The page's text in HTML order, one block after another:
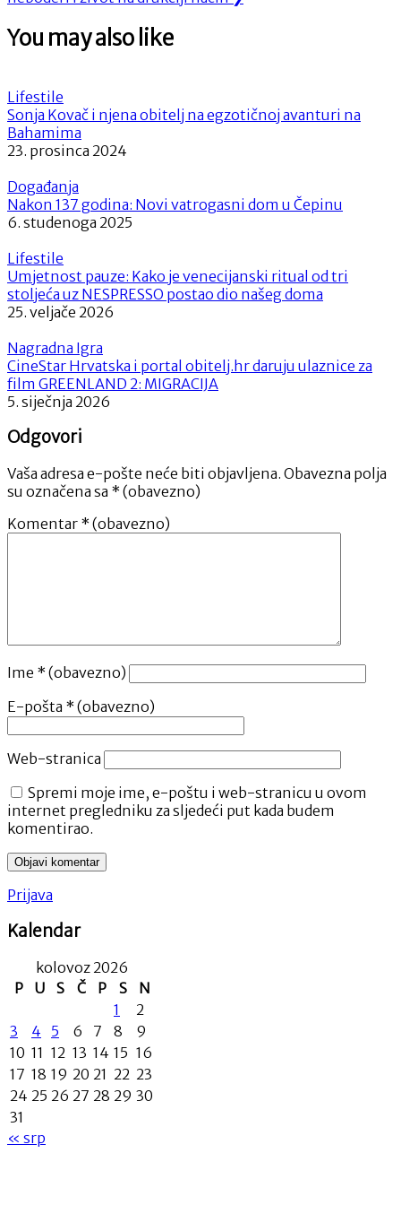
You may also like
Lifestile
Sonja Kovač i njena obitelj na egzotičnoj avanturi na
Bahamima
23. prosinca 2024
Događanja
Nakon 137 godina: Novi vatrogasni dom u Čepinu
6. studenoga 2025
Lifestile
Umjetnost pauze: Kako je venecijanski ritual od tri
stoljeća uz NESPRESSO postao dio našeg doma
25. veljače 2026
Nagradna Igra
CineStar Hrvatska i portal obitelj.hr daruju ulaznice za
film GREENLAND 2: MIGRACIJA
5. siječnja 2026
Odgovori
Vaša adresa e-pošte neće biti objavljena. Obavezna polja
su označena sa * (obavezno)
Komentar * (obavezno)
Ime * (obavezno)
E-pošta * (obavezno)
Web-stranica
Spremi moje ime, e-poštu i web-stranicu u ovom
internet pregledniku za sljedeći put kada budem
komentirao.
Prijava
Kalendar
kolovoz 2026
P
U S Č P S
N
1
2
3
4 5 6 7 8
9
10 11 12 13 14 15 16
17 18 19 20 21 22 23
24 25 26 27 28 29 30
31
« srp